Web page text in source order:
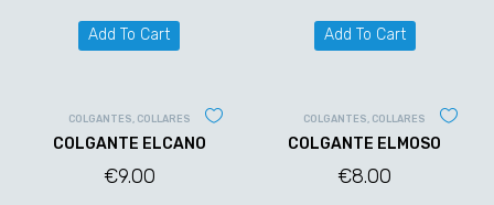
Add To Cart Add To Cart
COLGANTES COLLARES
COLGANTE ELCANO
€9.00
COLGANTES COLLARES
COLGANTE ELMOSO
€8.00